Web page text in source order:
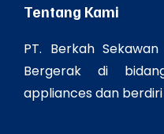
Tentang Kami
PT. Berkah
Bergerak di
appliances dan berdiri